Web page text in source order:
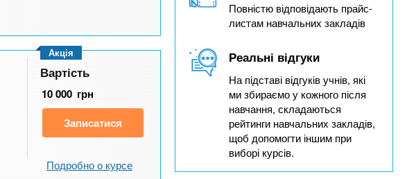
Акція
Вартість
10 000 грн
Записатися
Подробно о курсе
Повністю відповідають прайс-
листам навчальних закладів
Реальні відгуки
На підставі відгуків учнів, які
ми збираємо у кожного після
навчання, складаються
рейтинги навчальних закладів,
щоб допомогти іншим при
виборі курсів.